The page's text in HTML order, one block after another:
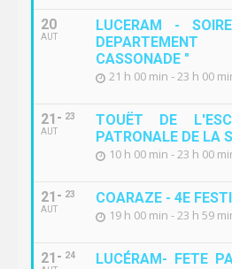
20
AUT
LUCERAM -
CASSONADE "
21 h 00 min - 23 h 00
21
AUT
23
TOUËT DE
PATRONALE DE LA
10 h 00 min - 23 h 00
21
AUT
23 COARAZE - 4E
19 h 00 min - 23 h 59
21 24
LUCÉRAM- FETE